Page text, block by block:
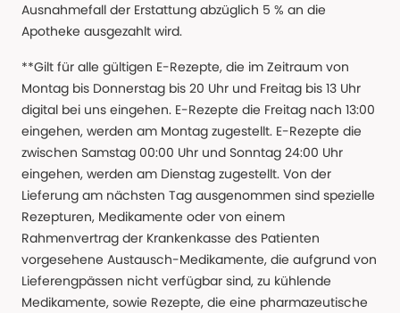
Ausnahmefall der Erstattung abzüglich 5 % an die
Apotheke ausgezahlt wird.
**Gilt für alle gültigen E-Rezepte, die im Zeitraum von
Montag bis Donnerstag bis 20 Uhr und Freitag bis 13 Uhr
digital bei uns eingehen. E-Rezepte die Freitag nach 13:00
eingehen, werden am Montag zugestellt. E-Rezepte die
zwischen Samstag 00:00 Uhr und Sonntag 24:00 Uhr
eingehen, werden am Dienstag zugestellt. Von der
Lieferung am nächsten Tag ausgenommen sind spezielle
Rezepturen, Medikamente oder von einem
Rahmenvertrag der Krankenkasse des Patienten
vorgesehene Austausch-Medikamente, die aufgrund von
Lieferengpässen nicht verfügbar sind, zu kühlende
Medikamente, sowie Rezepte, die eine pharmazeutische